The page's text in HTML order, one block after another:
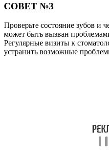
СОВЕТ №3
Проверьте состояние зубов и
может быть вызван
Регулярные визиты к
устранить возможные